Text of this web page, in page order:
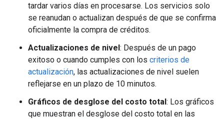
tardar varios días en procesarse. Los servicios solo
se reanudan o actualizan después de que se confirma
oficialmente la compra de créditos.
Actualizaciones de nivel: Después de un pago
exitoso o cuando cumples con los criterios de
actualización, las actualizaciones de nivel suelen
reflejarse en un plazo de 10 minutos.
Gráficos de desglose del costo total: Los gráficos
que muestran el desglose del costo total en las